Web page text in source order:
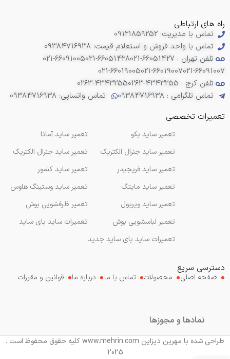
راه های ارتباطی
تماس با مدیریت: 09121859252
تماس با واحد فروش و استعلام قیمت: 09384716938
تلفن تهران : 66051427-021
021-66051428
021-66091005
021-66091007
021-66019007
021-66019005
تلفن کرج : 4343255-0263
0263-4343255
تماس تلگرامی : 09384716938
تماس واتساپی: 09384716938
تعمیرات تخصصی
تعمیر ساید آمانا
تعمیر ساید جنرال الکتریک
تعمیر ساید کنمور
تعمیر ساید وستینگ هاوس
تعمیر ظرفشویی بوش
تعمیرات ساید بای ساید
تعمیر ساید بکو
تعمیر ساید جنرال الکتریک
تعمیر ساید فریجیدر
تعمیر ساید مایتگ
تعمیر ساید ویرپول
تعمیر لباسشویی بوش
تعمیرات ساید بای ساید جدید
دسترسی سریع
صفحه اصلی محصولات تماس با ما درباره ما قوانین و مقررات
نمادها و مجوزها
طراحی شده با مهرین دیزاین www.mehrin.com کلیه حقوق محفوظ است .
2025